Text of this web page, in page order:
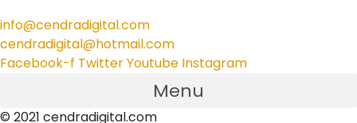
info@cendradigital.com
cendradigital@hotmail.com
Facebook-f TwitterYoutube Instagram
Menu
© 2021 cendradigital.com